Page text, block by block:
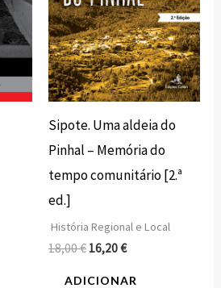
Sipote. Uma aldeia do
Pinhal – Memória do
tempo comunitário [2.ª
ed.]
História Regional e Local
18,00€ 16,20€
ADICIONAR